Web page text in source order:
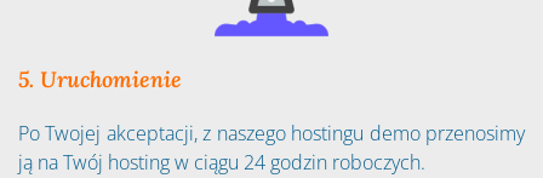
5. Uruchomienie
Po Twojej akceptacji, z naszego hostingu demo przenosimy
ją na Twój hosting w ciągu 24 godzin roboczych.